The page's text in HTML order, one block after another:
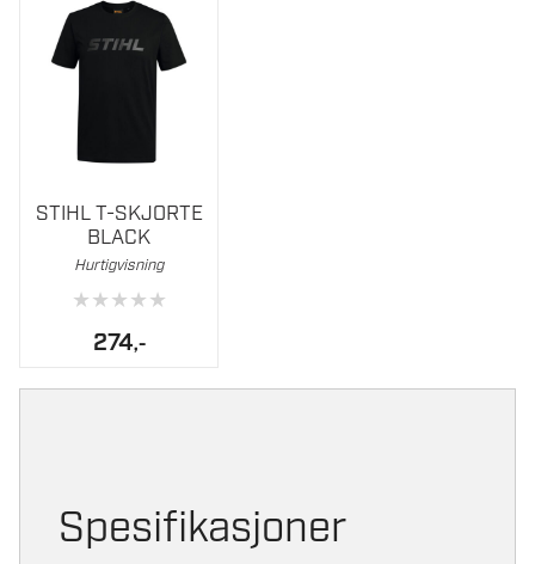
STIHL T-SKJORTE
BLACK
Hurtigvisning
★★★★★
274,-
produktet
varianter.
Alternativene
velges
Spesifikasjoner